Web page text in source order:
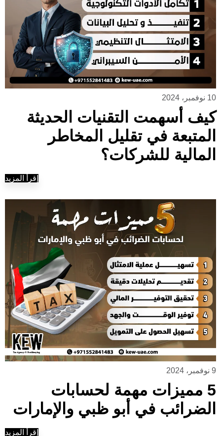
10 نوفمبر، 2024
كيف أسهمت التقنيات الحديثة
المتبعة في تقليل المخاطر
المالية للشركات؟
إقرأ المزيد
9 نوفمبر، 2024
5 مميزات مهمة لحسابات
الضرائب في أبو ظبي والإمارات
إقرأ المزيد